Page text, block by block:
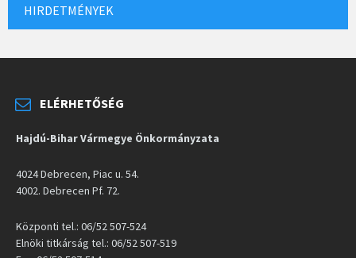
HIRDETMÉNYEK
ELÉRHETŐSÉG
Hajdú-Bihar Vármegye Önkormányzata
4024 Debrecen, Piac u. 54.
4002. Debrecen Pf. 72.
Központi tel.: 06/52 507-524
Elnöki titkárság tel.: 06/52 507-519